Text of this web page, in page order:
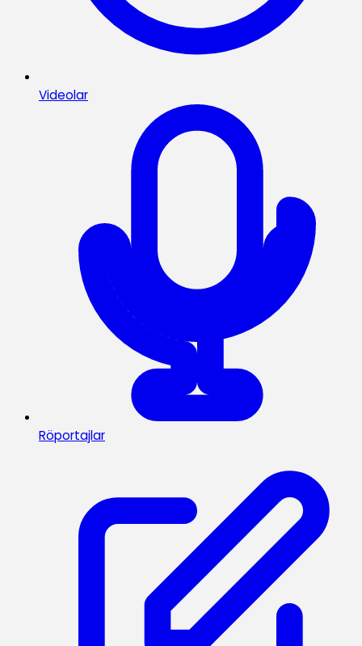
Videolar
Röportajlar